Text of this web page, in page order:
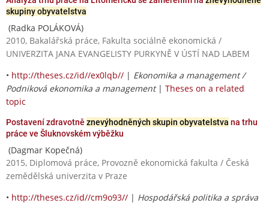
skupiny obyvatelstva
(Radka POLÁKOVÁ)
2010, Bakalářská práce, Fakulta sociálně ekonomická /
UNIVERZITA JANA EVANGELISTY PURKYNĚ V ÚSTÍ NAD LABEM
• http://theses.cz/id//ex0lqb// | Ekonomika a management /
Podniková ekonomika a management| Theses on a related
topic
Postavení zdravotně znevýhodněných skupin obyvatelstva na trhu
práce ve Šluknovském výběžku
(Dagmar Kopečná)
2015, Diplomová práce, Provozně ekonomická fakulta / Česká
zemědělská univerzita v Praze
• http://theses.cz/id//cm9o93// | Hospodářská politika a správa